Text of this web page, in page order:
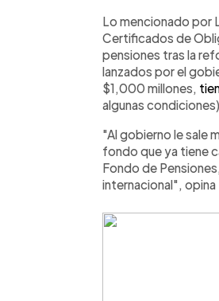
Lo mencionado por
Certificados de
pensiones tras la
lanzados por el
$1,000 millones,
algunas
"Al gobierno le sale
fondo que ya tiene
Fondo de
internacional", opina